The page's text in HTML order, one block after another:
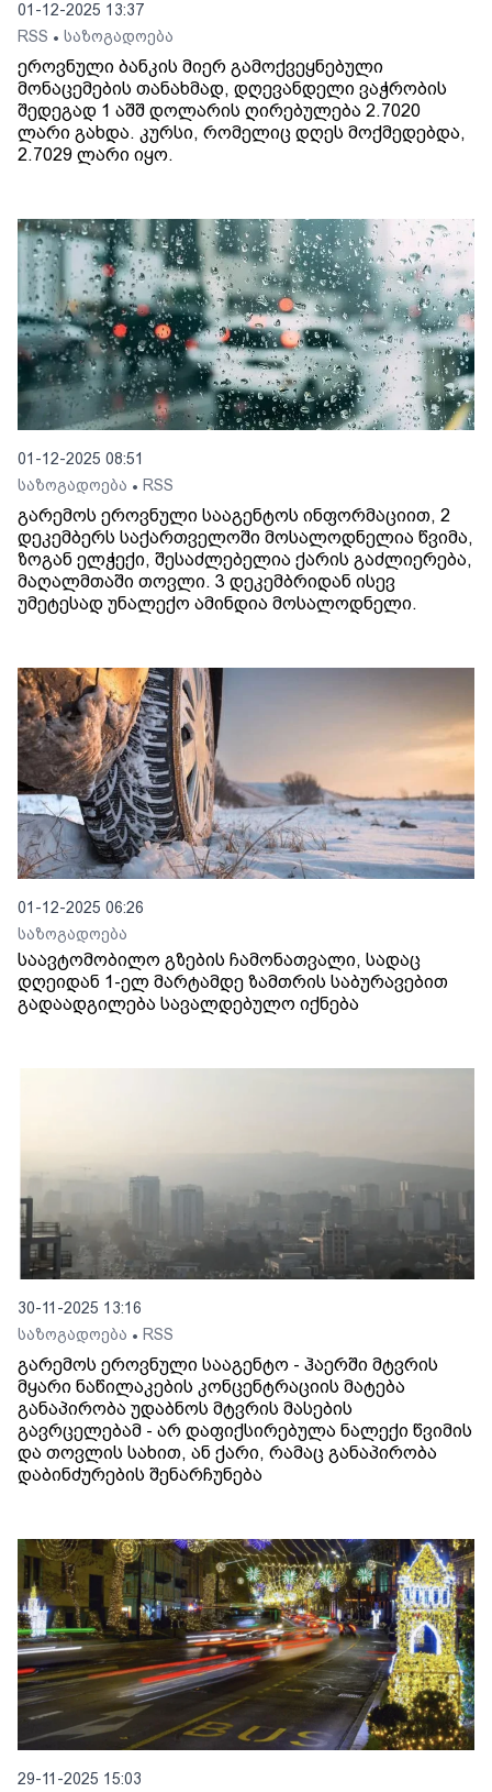
01-12-2025 13:37
RSS • საზოგადოება
ეროვნული ბანკის მიერ გამოქვეყნებული
მონაცემების თანახმად, დღევანდელი ვაჭრობის
შედეგად 1 აშშ დოლარის ღირებულება 2.7020
ლარი გახდა. კურსი, რომელიც დღეს მოქმედებდა,
2.7029 ლარი იყო.
01-12-2025 08:51
საზოგადოება • RSS
გარემოს ეროვნული სააგენტოს ინფორმაციით, 2
დეკემბერს საქართველოში მოსალოდნელია წვიმა,
ზოგან ელჭექი, შესაძლებელია ქარის გაძლიერება,
მაღალმთაში თოვლი. 3 დეკემბრიდან ისევ
უმეტესად უნალექო ამინდია მოსალოდნელი.
01-12-2025 06:26
საზოგადოება
საავტომობილო გზების ჩამონათვალი, სადაც
დღეიდან 1-ელ მარტამდე ზამთრის საბურავებით
გადაადგილება სავალდებულო იქნება
30-11-2025 13:16
საზოგადოება • RSS
გარემოს ეროვნული სააგენტო - ჰაერში მტვრის
მყარი ნაწილაკების კონცენტრაციის მატება
განაპირობა უდაბნოს მტვრის მასების
გავრცელებამ - არ დაფიქსირებულა ნალექი წვიმის
და თოვლის სახით, ან ქარი, რამაც განაპირობა
დაბინძურების შენარჩუნება
29-11-2025 15:03